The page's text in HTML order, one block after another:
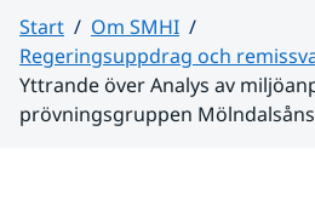
Start
Om SMHI
Regeringsuppdrag och
Yttrande över Analys av
prövningsgruppen Mölndalsåns